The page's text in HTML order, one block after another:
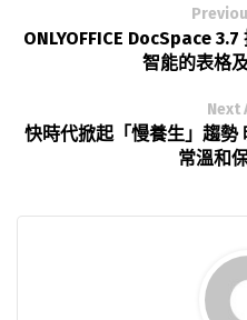
ONLYOFFICE DocSpace
智能的表格
Next
快時代掀起「慢養生」趨勢
常溫和